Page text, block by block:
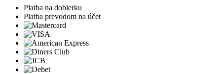
Platba na dobierku
Platba prevodom na účet